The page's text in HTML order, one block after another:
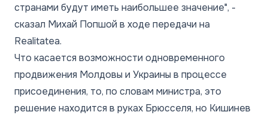
странами будут иметь наибольшее значение", -
сказал Михай Попшой в ходе передачи на
Realitatea.
Что касается возможности одновременного
продвижения Молдовы и Украины в процессе
присоединения, то, по словам министра, это
решение находится в руках Брюсселя, но Кишинев